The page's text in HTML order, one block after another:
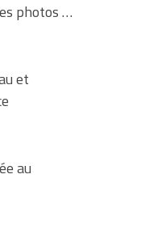
photos …
et
au